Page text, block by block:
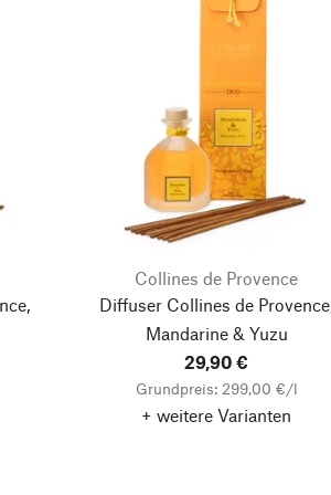
Collines de Provence
Diffuser Collines de Provence,
Mandarine & Yuzu
29,90 €
Grundpreis: 299,00 €/l
+ weitere Varianten